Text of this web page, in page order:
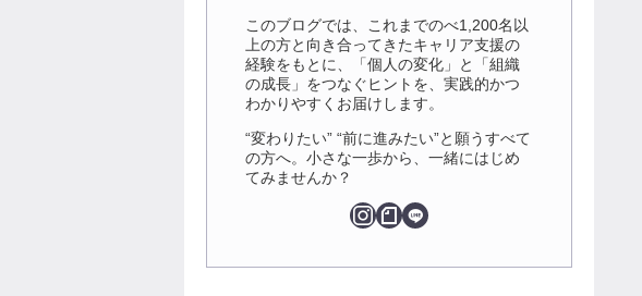
このブログでは、これまでのべ1,200名以
上の方と向き合ってきたキャリア支援の
経験をもとに、「個人の変化」と「組織
の成長」をつなぐヒントを、実践的かつ
わかりやすくお届けします。
“変わりたい” “前に進みたい”と願うすべて
の方へ。小さな一歩から、一緒にはじめ
てみませんか？